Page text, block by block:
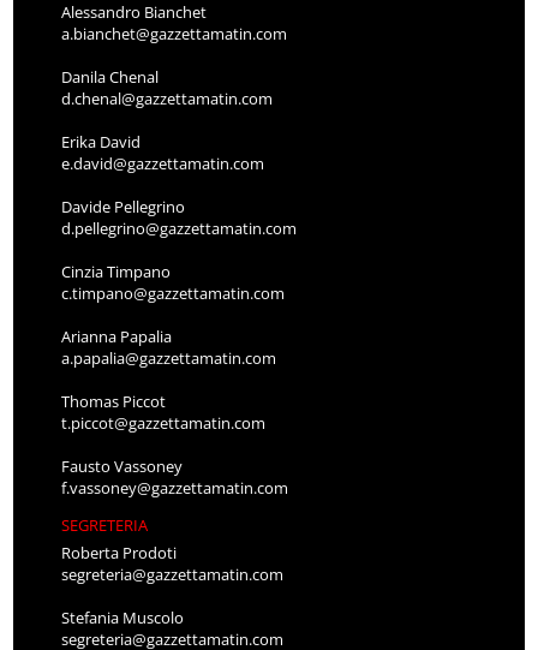
Alessandro Bianchet
a.bianchet@gazzettamatin.com
Danila Chenal
d.chenal@gazzettamatin.com
Erika David
e.david@gazzettamatin.com
Davide Pellegrino
d.pellegrino@gazzettamatin.com
Cinzia Timpano
c.timpano@gazzettamatin.com
Arianna Papalia
a.papalia@gazzettamatin.com
Thomas Piccot
t.piccot@gazzettamatin.com
Fausto Vassoney
f.vassoney@gazzettamatin.com
SEGRETERIA
Roberta Prodoti
segreteria@gazzettamatin.com
Stefania Muscolo
segreteria@gazzettamatin.com